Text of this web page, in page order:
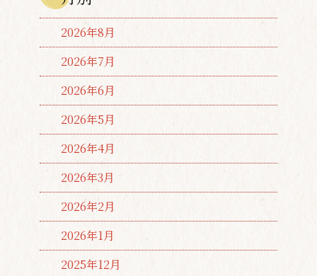
2026年8月
2026年7月
2026年6月
2026年5月
2026年4月
2026年3月
2026年2月
2026年1月
2025年12月